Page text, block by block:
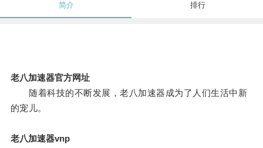
简介 排行
老八加速器官方网址
随着科技的不断发展，老八加速器成为了人们生活中新
的宠儿。
老八加速器vnp